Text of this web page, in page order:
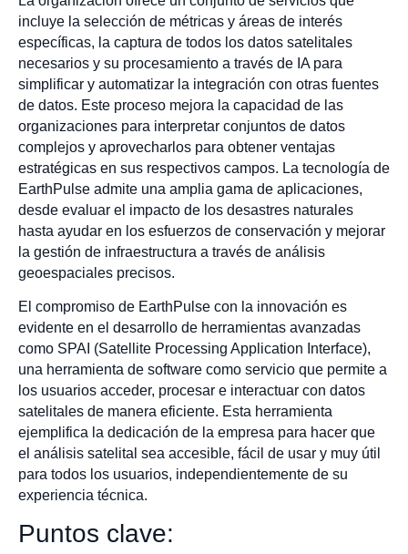
incluye la selección de métricas y áreas de interés
específicas, la captura de todos los datos satelitales
necesarios y su procesamiento a través de IA para
simplificar y automatizar la integración con otras fuentes
de datos. Este proceso mejora la capacidad de las
organizaciones para interpretar conjuntos de datos
complejos y aprovecharlos para obtener ventajas
estratégicas en sus respectivos campos. La tecnología de
EarthPulse admite una amplia gama de aplicaciones,
desde evaluar el impacto de los desastres naturales
hasta ayudar en los esfuerzos de conservación y mejorar
la gestión de infraestructura a través de análisis
geoespaciales precisos.
El compromiso de EarthPulse con la innovación es
evidente en el desarrollo de herramientas avanzadas
como SPAI (Satellite Processing Application Interface),
una herramienta de software como servicio que permite a
los usuarios acceder, procesar e interactuar con datos
satelitales de manera eficiente. Esta herramienta
ejemplifica la dedicación de la empresa para hacer que
el análisis satelital sea accesible, fácil de usar y muy útil
para todos los usuarios, independientemente de su
experiencia técnica.
Puntos clave: